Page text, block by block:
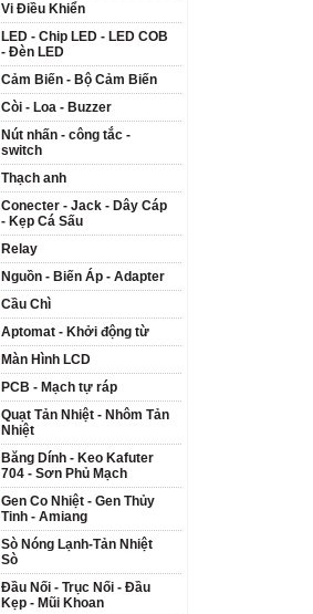
Vi Điều Khiển
LED - Chip LED - LED COB
- Đèn LED
Cảm Biến - Bộ Cảm Biến
Còi - Loa - Buzzer
Nút nhấn - công tắc -
switch
Thạch anh
Conecter - Jack - Dây Cáp
- Kẹp Cá Sấu
Relay
Nguồn - Biến Áp - Adapter
Cầu Chì
Aptomat - Khởi động từ
Màn Hình LCD
PCB - Mạch tự ráp
Quạt Tản Nhiệt - Nhôm Tản
Nhiệt
Băng Dính - Keo Kafuter
704 - Sơn Phủ Mạch
Gen Co Nhiệt - Gen Thủy
Tinh - Amiang
Sò Nóng Lạnh-Tản Nhiệt
Sò
Đầu Nối - Trục Nối - Đầu
Kẹp - Mũi Khoan